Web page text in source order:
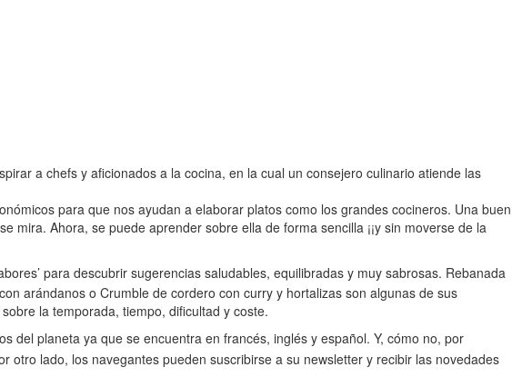
a chefs y aficionados a la cocina, en la cual un consejero culinario atiende las
para que nos ayudan a elaborar platos como los grandes cocineros. Una buen
Ahora, se puede aprender sobre ella de forma sencilla ¡¡y sin moverse de la
para descubrir sugerencias saludables, equilibradas y muy sabrosas. Rebanada
arándanos o Crumble de cordero con curry y hortalizas son algunas de sus
la temporada, tiempo, dificultad y coste.
del planeta ya que se encuentra en francés, inglés y español. Y, cómo no, por
lado, los navegantes pueden suscribirse a su newsletter y recibir las novedades